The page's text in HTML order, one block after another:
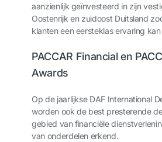
aanzienlijk geïnvesteerd in zijn
Oostenrijk en zuidoost Duitsland
klanten een eersteklas ervaring kan
PACCAR Financial en
Awards
Op de jaarlijkse DAF International
worden ook de best presterende
gebied van financiële
van onderdelen erkend.